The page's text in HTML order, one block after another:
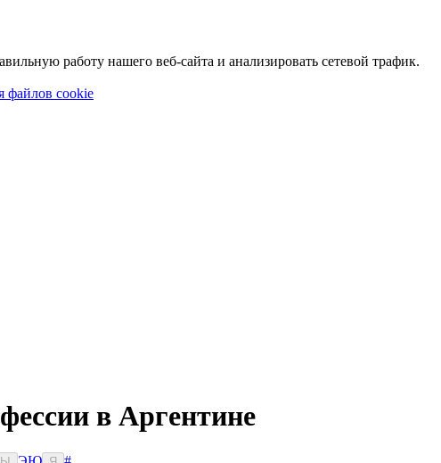
работу нашего веб-сайта и анализировать сетевой трафик.
файлов cookie
в Аргентине